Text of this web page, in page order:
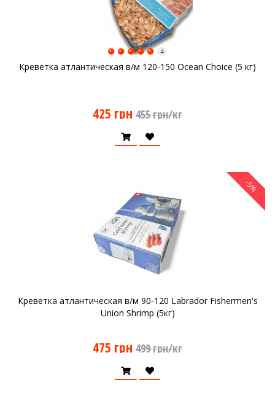
Креветка атлантическая в/м 120-150 Ocean Choice (5 кг)
4
425 грн 455 грн/кг
-5%
Креветка атлантическая в/м 90-120 Labrador Fishermen's
Union Shrimp (5кг)
475 грн 499 грн/кг